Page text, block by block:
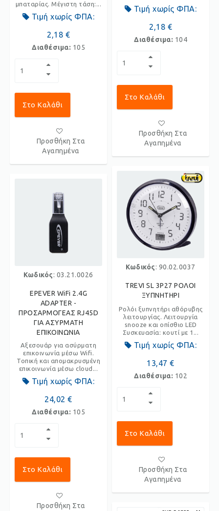
μπαταρίας. Μέγιστη τάση:...
Τιμή χωρίς ΦΠΑ:
2,18 €
Διαθέσιμα: 105
Στο Καλάθι
Προσθήκη Στα
Αγαπημένα
Κωδικός: 03.21.0026
EPEVER WiFi 2.4G
ADAPTER -
ΠΡΟΣΑΡΜΟΓΕΑΣ RJ45D
ΓΙΑ ΑΣΥΡΜΑΤΗ
ΕΠΙΚΟΙΝΩΝΙΑ
Αξεσουάρ για ασύρματη
επικοινωνία μέσω Wifi.
Τοπική και απομακρυσμένη
επικοινωνία μέσω cloud...
Τιμή χωρίς ΦΠΑ:
24,02 €
Διαθέσιμα: 105
Στο Καλάθι
Προσθήκη Στα
Τιμή χωρίς ΦΠΑ:
2,18 €
Διαθέσιμα: 104
Στο Καλάθι
Προσθήκη Στα
Αγαπημένα
Κωδικός: 90.02.0037
TREVI SL 3P27 ΡΟΛΟΙ
ΞΥΠΝΗΤΗΡΙ
Ρολόι ξυπνητήρι αθόρυβης
λειτουργίας. Λειτουργία
snooze και οπίσθιο LED
Συσκευασία: κουτί με 1...
Τιμή χωρίς ΦΠΑ:
13,47 €
Διαθέσιμα: 102
Στο Καλάθι
Προσθήκη Στα
Αγαπημένα